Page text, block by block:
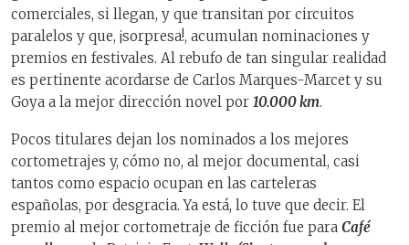
comerciales, si llegan, y que transitan por circuitos
paralelos y que, ¡sorpresa!, acumulan nominaciones y
premios en festivales. Al rebufo de tan singular realidad
es pertinente acordarse de Carlos Marques-Marcet y su
Goya a la mejor dirección novel por 10.000 km.
Pocos titulares dejan los nominados a los mejores
cortometrajes y, cómo no, al mejor documental, casi
tantos como espacio ocupan en las carteleras
españolas, por desgracia. Ya está, lo tuve que decir. El
premio al mejor cortometraje de ficción fue para Café